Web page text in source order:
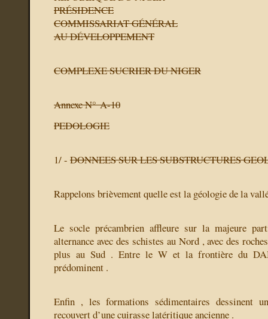
PRÉSIDENCE
COMMISSARIAT GÉNÉRAL
AU DÉVELOPPEMENT
COMPLEXE SUCRIER DU NIGER
Annexe N° A-10
PEDOLOGIE
1/ - DONNEES SUR LES SUBSTRUCTURES
Rappelons brièvement quelle est la géologie de la
Le socle précambrien affleure sur la majeure
alternance avec des schistes au Nord , avec des
plus au Sud . Entre le W et la frontière du
prédominent .
Enfin , les formations sédimentaires dessinent
recouvert d’une cuirasse latéritique ancienne .